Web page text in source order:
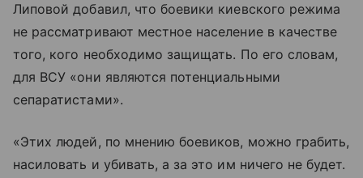
Липовой добавил, что боевики киевского режима
не рассматривают местное население в качестве
того, кого необходимо защищать. По его словам,
для ВСУ «они являются потенциальными
сепаратистами».
«Этих людей, по мнению боевиков, можно грабить,
насиловать и убивать, а за это им ничего не будет.